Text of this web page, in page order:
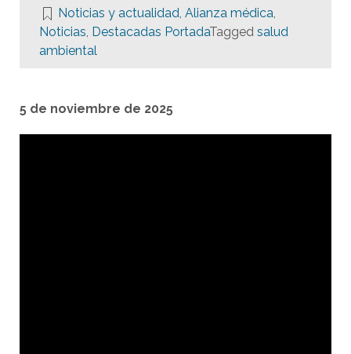
Noticias y actualidad, Alianza médica,
Noticias, Destacadas PortadaTagged salud
ambiental
5 de noviembre de 2025